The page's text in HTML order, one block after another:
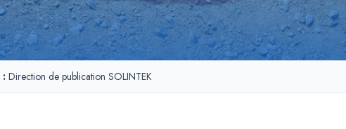
: Direction de publication SOLINTEK